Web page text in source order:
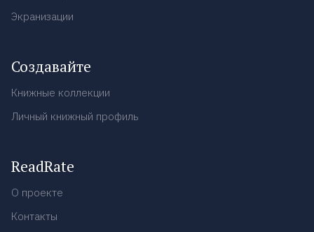
Экранизации
Создавайте
Книжные коллекции
Личный книжный профиль
ReadRate
О проекте
Контакты